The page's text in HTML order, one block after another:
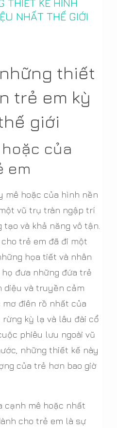
hóa mang lại cảm
của con bạn thành
THIẾT KẾ HÌNH
NHẤT THẾ GIỚI
thiết
trẻ em kỳ
giới
của
em
mê hoặc của hình nền
vũ trụ tràn ngập trí
và khả năng vô tận.
trẻ em đã đi một
họa tiết và nhân
đưa những đứa trẻ
diệu và truyền cảm
mơ điên rồ nhất của
rừng kỳ lạ và lâu đài cổ
phiêu lưu ngoài vũ
những thiết kế này
của trẻ hơn bao giờ
cạnh mê hoặc nhất
cho trẻ em là sự